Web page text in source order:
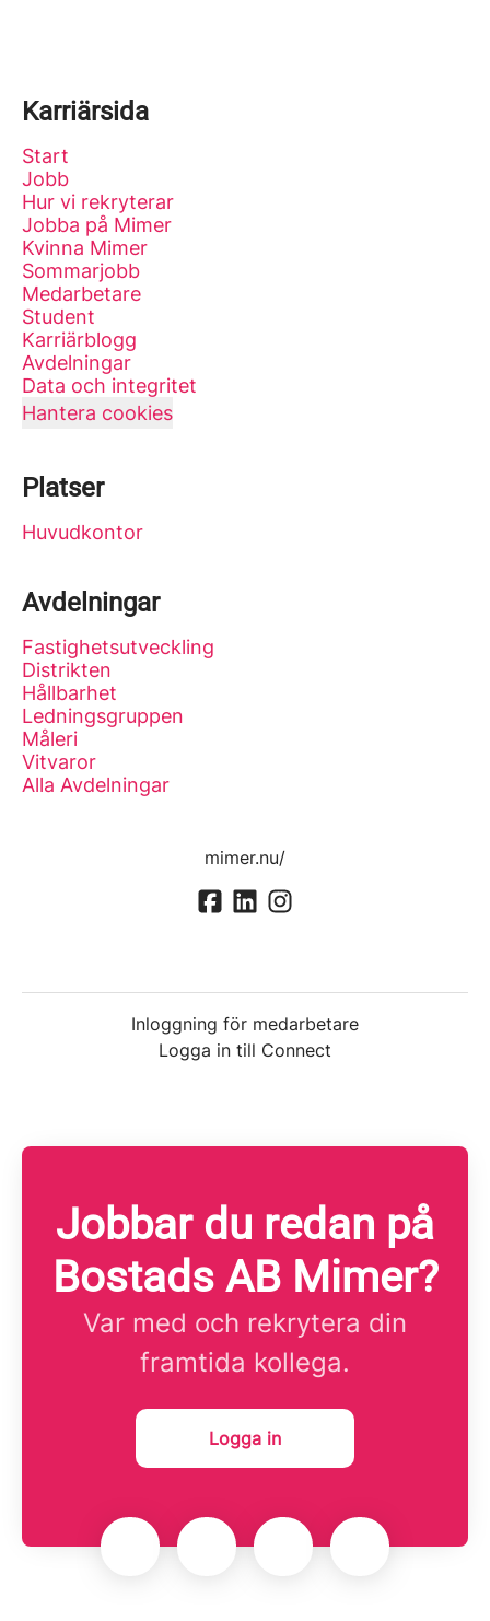
Karriärsida
Start
Jobb
Hur vi rekryterar
Jobba på Mimer
Kvinna Mimer
Sommarjobb
Medarbetare
Student
Karriärblogg
Avdelningar
Data och integritet
Hantera cookies
Platser
Huvudkontor
Avdelningar
Fastighetsutveckling
Distrikten
Hållbarhet
Ledningsgruppen
Måleri
Vitvaror
Alla Avdelningar
mimer.nu/
Inloggning för medarbetare
Logga in till Connect
Jobbar du redan på
Bostads AB Mimer?
Var med och rekrytera din
framtida kollega.
Logga in